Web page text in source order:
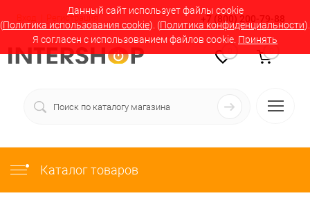
Данный сайт использует файлы cookie
(Политика использования cookie). (Политика конфиденциальности).
Я согласен с использованием файлов cookie. Принять
Вход Регистрация +7 (800) 200-79-88
Каталог товаров